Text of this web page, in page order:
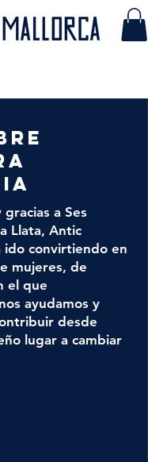
gracias a Ses
Llata, Antic
ido convirtiendo en
mujeres, de
el que
ayudamos y
desde
lugar a cambiar